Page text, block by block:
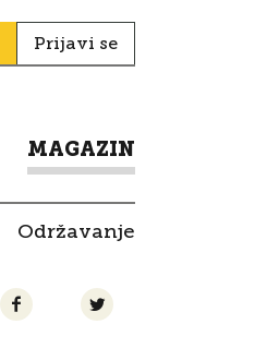
Prijavi se
MAGAZIN
Održavanje